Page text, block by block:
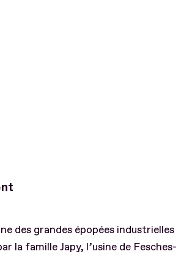
des grandes épopées industrielles
la famille Japy, l’usine de Fesches-